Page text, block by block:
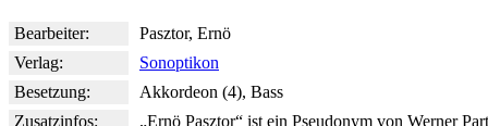
Bearbeiter:
Pasztor, Ernö
Verlag:
Sonoptikon
Besetzung:
Akkordeon (4), Bass
Zusatzinfos:
„Ernö Pasztor“ ist ein Pseudonym von Werner